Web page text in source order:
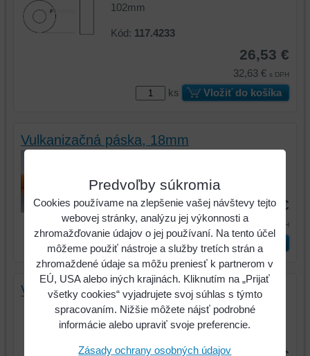
102mm
Kód: 117.4233
26,53 €
32,63 € s DPH
ks Vložiť do košíka
Vulkanizačná páska, 18mm
Kód:141.6000
9,86 €
12,13 € s DPH
ks Vložiť do košíka
Vulkanizačná páska, 38mm
Vulkanizačná páska, 38mm
141.6001
Predvoľby súkromia
Cookies používame na zlepšenie vašej návštevy tejto
webovej stránky, analýzu jej výkonnosti a
zhromažďovanie údajov o jej používaní. Na tento účel
môžeme použiť nástroje a služby tretích strán a
zhromaždené údaje sa môžu preniesť k partnerom v
EÚ, USA alebo iných krajinách. Kliknutím na „Prijať
všetky cookies“ vyjadrujete svoj súhlas s týmto
spracovaním. Nižšie môžete nájsť podrobné
informácie alebo upraviť svoje preferencie.
Zásady ochrany osobných údajov